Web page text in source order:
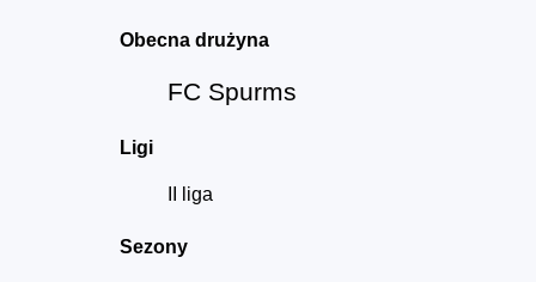
Obecna drużyna
FC Spurms
Ligi
II liga
Sezony